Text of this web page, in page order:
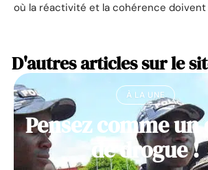
où la réactivité et la cohérence
D'autres articles sur le
À LA UNE
Pensez comme un
de drogue !